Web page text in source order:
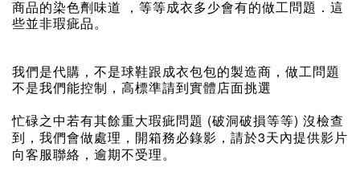
商品的染色劑味道 ，等等成衣多少會有的做工問題．這
些並非瑕疵品。
我們是代購，不是球鞋跟成衣包包的製造商，做工問題
不是我們能控制，高標準請到實體店面挑選
忙碌之中若有其餘重大瑕疵問題 (破洞破損等等) 沒檢查
到，我們會做處理，開箱務必錄影， 請於3天內提供影片
向客服聯絡，逾期不受理。